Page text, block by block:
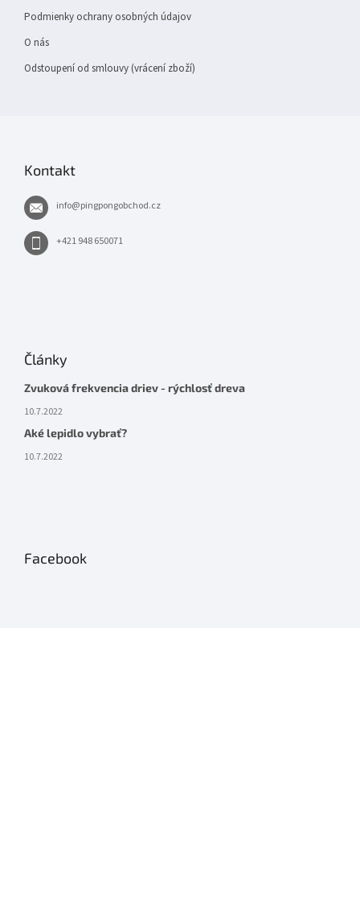
Podmienky ochrany osobných údajov
O nás
Odstoupení od smlouvy (vrácení zboží)
Kontakt
info@pingpongobchod.cz
+421 948 650071
Články
Zvuková frekvencia driev - rýchlosť dreva
10.7.2022
Aké lepidlo vybrať?
10.7.2022
Facebook